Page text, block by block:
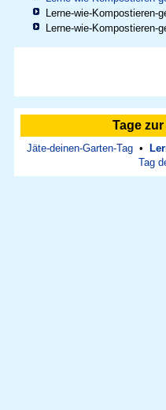
Lerne-wie-Kompostieren-
Lerne-wie-Kompostieren-
Tage
Jäte-deinen-Garten-Tag•
Tag